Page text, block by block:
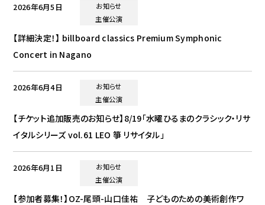
2026年6月5日
お知らせ
主催公演
【詳細決定！】 billboard classics Premium Symphonic
Concert in Nagano
2026年6月4日
お知らせ
主催公演
【チケット追加販売のお知らせ】8/19「水曜ひるまのクラシック・リサ
イタルシリーズ vol.61 LEO 箏 リサイタル」
2026年6月1日
お知らせ
主催公演
【参加者募集！】OZ-尾頭-山口佳祐 子どものための美術創作ワ